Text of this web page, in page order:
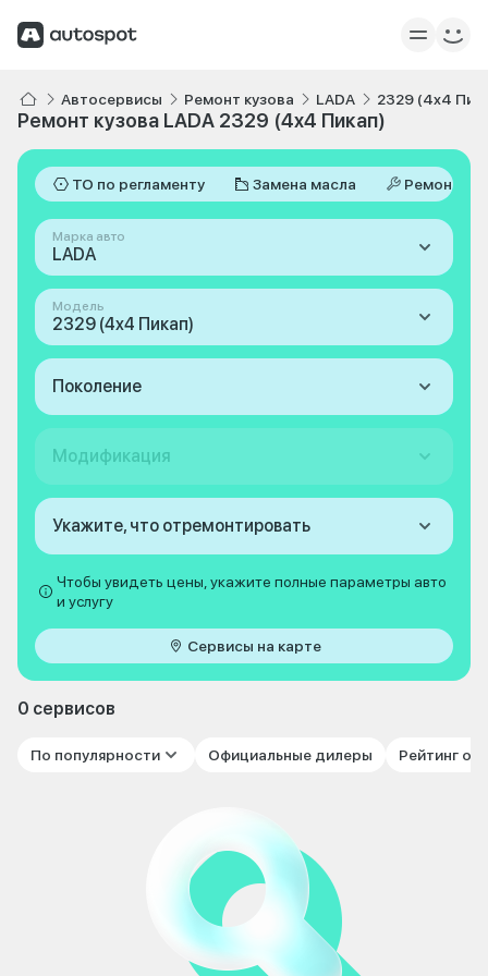
Автосервисы Ремонт кузова LADA 2329 (4x4
Ремонт кузова LADA 2329 (4x4 Пикап)
ТО по регламенту Замена масла Ремонт
Марка авто
LADA
Модель
2329 (4x4 Пикап)
Поколение
Модификация
Укажите, что отремонтировать
Чтобы увидеть цены, укажите полные параметры авто
и услугу
Сервисы на карте
0 сервисов
По популярности Официальные дилеры Рейтинг